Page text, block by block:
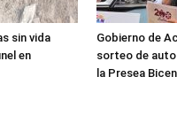
sin vida
en
Gobierno de
sorteo de
la Presea